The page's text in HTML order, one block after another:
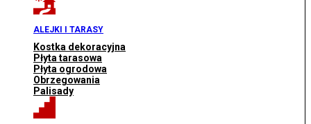
ALEJKI I TARASY
Kostka dekoracyjna
Płyta tarasowa
Płyta ogrodowa
Obrzegowania
Palisady